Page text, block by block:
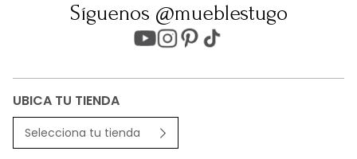
Síguenos @mueblestugo
UBICA TU TIENDA
Selecciona tu tienda